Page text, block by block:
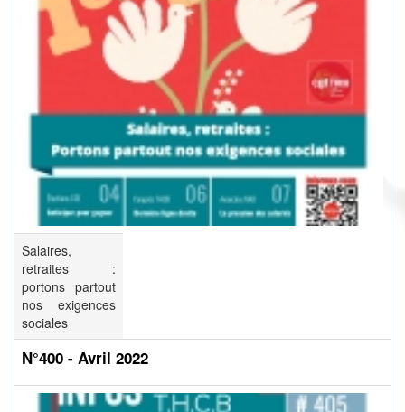
Salaires,
retraites :
portons partout
nos exigences
sociales
N°400 - Avril 2022